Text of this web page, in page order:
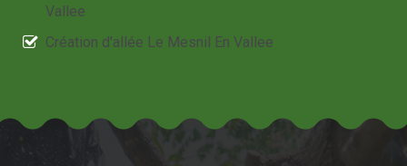
Vallee
Création d'allée Le Mesnil En Vallee